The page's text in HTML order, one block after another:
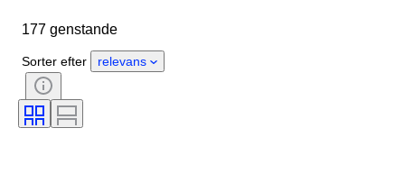
Materiale
Tilbehør inkluderet
Mønster
177 genstande
Sorter efter relevans